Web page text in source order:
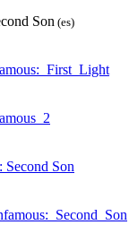
Son (es)
Second Son